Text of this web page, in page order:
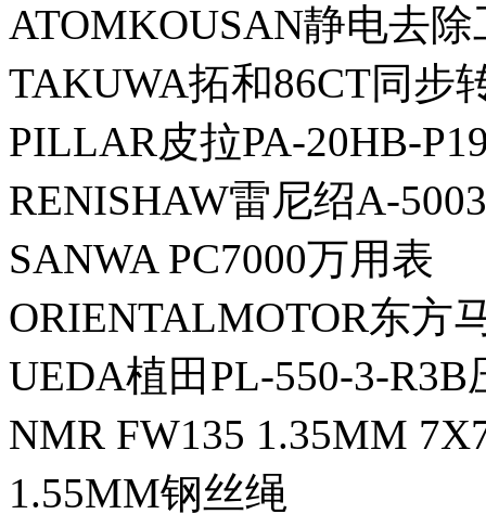
ATOMKOUSAN静电去除
TAKUWA拓和86CT同步
PILLAR皮拉PA-20HB-
RENISHAW雷尼绍A-
SANWA PC7000万用表
ORIENTALMOTOR东方
UEDA植田PL-550-3-R3B
NMR FW135 1.35MM
1.55MM钢丝绳